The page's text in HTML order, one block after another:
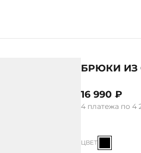
БРЮКИ ИЗ
16 990 ₽
4 платежа по 4
ЦВЕТ